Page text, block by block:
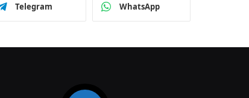
Telegram WhatsApp